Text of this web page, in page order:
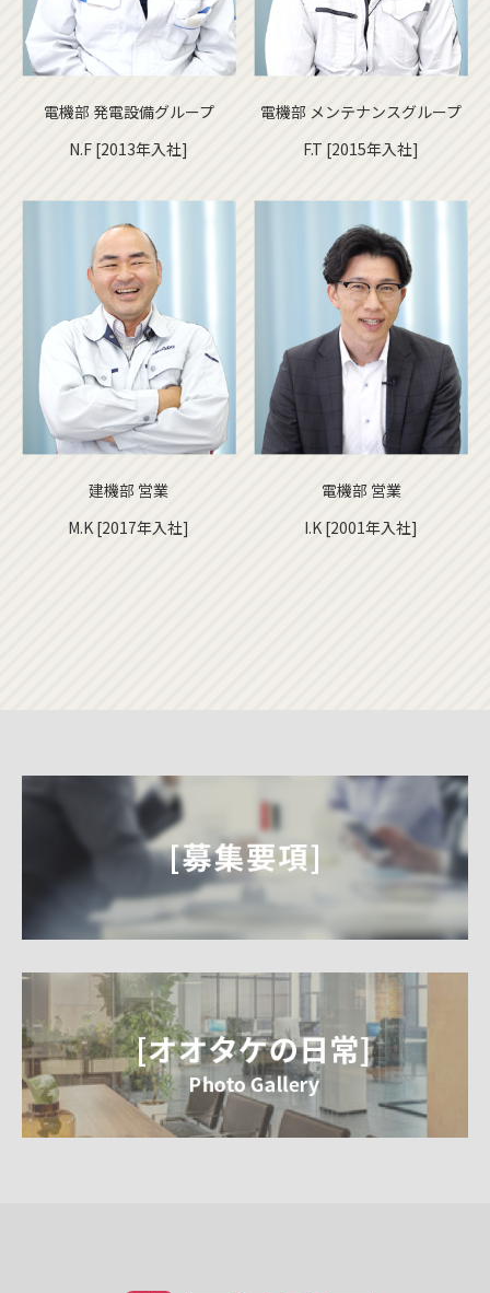
電機部 発電設備グループ
N.F [2013年入社]
電機部 メンテナンスグループ
F.T [2015年入社]
建機部 営業
M.K [2017年入社]
電機部 営業
I.K [2001年入社]